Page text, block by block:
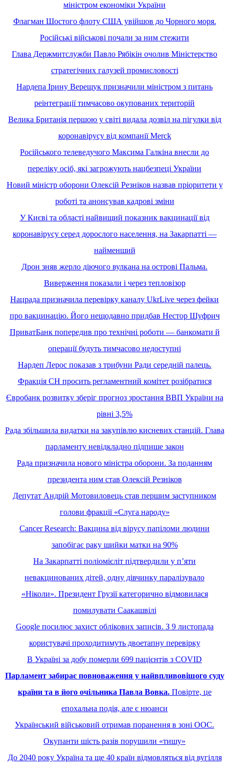
міністром економіки України
Флагман Шостого флоту США увійшов до Чорного моря.
Російські військові почали за ним стежити
Глава Держмитслужби Павло Рябікін очолив Міністерство
стратегічних галузей промисловості
Нардепа Ірину Верещук призначили міністром з питань
реінтеграції тимчасово окупованих територій
Велика Британія першою у світі видала дозвіл на пігулки від
коронавірусу від компанії Merck
Російського телеведучого Максима Галкіна внесли до
переліку осіб, які загрожують нацбезпеці України
Новий міністр оборони Олексій Резніков назвав пріоритети у
роботі та анонсував кадрові зміни
У Києві та області найвищий показник вакцинації від
коронавірусу серед дорослого населення, на Закарпатті —
найменший
Дрон зняв жерло діючого вулкана на острові Пальма.
Виверження показали і через тепловізор
Нацрада призначила перевірку каналу UkrLive через фейки
про вакцинацію. Його нещодавно придбав Нестор Шуфрич
ПриватБанк попередив про технічні роботи — банкомати й
операції будуть тимчасово недоступні
Нардеп Лерос показав з трибуни Ради середній палець.
Фракція СН просить регламентний комітет розібратися
Євробанк розвитку зберіг прогноз зростання ВВП України на
рівні 3,5%
Рада збільшила видатки на закупівлю кисневих станцій. Глава
парламенту невідкладно підпише закон
Рада призначила нового міністра оборони. За поданням
президента ним став Олексій Резніков
Депутат Андрій Мотовиловець став першим заступником
голови фракції «Слуга народу»
Cancer Research: Вакцина від вірусу папіломи людини
запобігає раку шийки матки на 90%
На Закарпатті поліомієліт підтвердили у пʼяти
невакцинованих дітей, одну дівчинку паралізувало
«Ніколи». Президент Грузії категорично відмовилася
помилувати Саакашвілі
Google посилює захист облікових записів. З 9 листопада
користувачі проходитимуть двоетапну перевірку
В Україні за добу померли 699 пацієнтів з COVID
Парламент забирає повноваження у найвпливовішого суду
країни та в його очільника Павла Вовка.Повірте, це
епохальна подія, але є нюанси
Український військовий отримав поранення в зоні ООС.
Окупанти шість разів порушили «тишу»
До 2040 року Україна та ще 40 країн відмовляться від вугілля